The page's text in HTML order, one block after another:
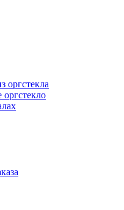
оргстекла
оргстекло